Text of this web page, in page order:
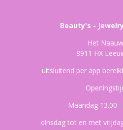
Beauty's -
Het
8911 HX
uitsluitend per app
Maandag 13.00
dinsdag tot en met